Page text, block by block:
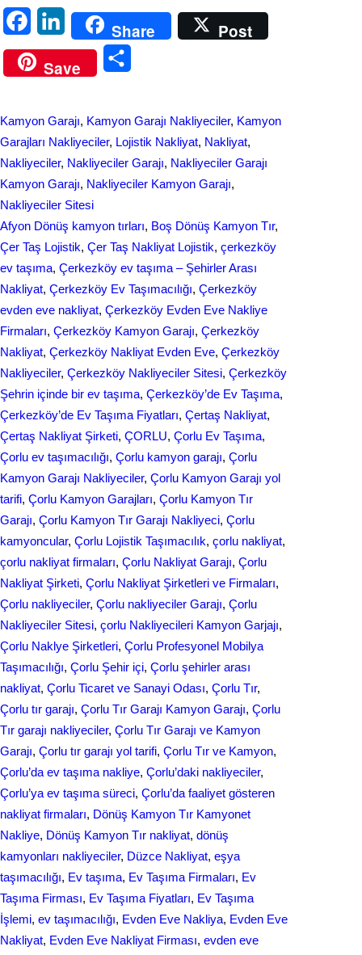
a
c
o
o
k
i
n
d
I
n
Share
Post
Save
r
e
Kamyon Garajı, Kamyon Garajı Nakliyeciler, Kamyon
Garajları Nakliyeciler, Lojistik Nakliyat, Nakliyat
Nakliyeciler, Nakliyeciler Garajı, Nakliyeciler Garajı
Kamyon Garajı, Nakliyeciler Kamyon Garajı
Nakliyeciler Sitesi
Afyon Dönüş kamyon tırları, Boş Dönüş Kamyon Tır
Çer Taş Lojistik, Çer Taş Nakliyat Lojistik, çerkezköy
ev taşıma, Çerkezköy ev taşıma – Şehirler Arası
Nakliyat, Çerkezköy Ev Taşımacılığı, Çerkezköy
evden eve nakliyat, Çerkezköy Evden Eve Nakliye
Firmaları, Çerkezköy Kamyon Garajı, Çerkezköy
Nakliyat, Çerkezköy Nakliyat Evden Eve, Çerkezköy
Nakliyeciler, Çerkezköy Nakliyeciler Sitesi, Çerkezköy
Şehrin içinde bir ev taşıma, Çerkezköy’de Ev Taşıma
Çerkezköy’de Ev Taşıma Fiyatları, Çertaş Nakliyat
Çertaş Nakliyat Şirketi, ÇORLU, Çorlu Ev Taşıma
Çorlu ev taşımacılığı, Çorlu kamyon garajı, Çorlu
Kamyon Garajı Nakliyeciler, Çorlu Kamyon Garajı yol
tarifi, Çorlu Kamyon Garajları, Çorlu Kamyon Tır
Garajı, Çorlu Kamyon Tır Garajı Nakliyeci, Çorlu
kamyoncular, Çorlu Lojistik Taşımacılık, çorlu nakliyat
çorlu nakliyat firmaları, Çorlu Nakliyat Garajı, Çorlu
Nakliyat Şirketi, Çorlu Nakliyat Şirketleri ve Firmaları
Çorlu nakliyeciler, Çorlu nakliyeciler Garajı, Çorlu
Nakliyeciler Sitesi, çorlu Nakliyecileri Kamyon Garjajı
Çorlu Naklye Şirketleri, Çorlu Profesyonel Mobilya
Taşımacılığı, Çorlu Şehir içi, Çorlu şehirler arası
nakliyat, Çorlu Ticaret ve Sanayi Odası, Çorlu Tır
Çorlu tır garajı, Çorlu Tır Garajı Kamyon Garajı, Çorlu
Tır garajı nakliyeciler, Çorlu Tır Garajı ve Kamyon
Garajı, Çorlu tır garajı yol tarifi, Çorlu Tır ve Kamyon
Çorlu’da ev taşıma nakliye, Çorlu’daki nakliyeciler
Çorlu’ya ev taşıma süreci, Çorlu’da faaliyet gösteren
nakliyat firmaları, Dönüş Kamyon Tır Kamyonet
Nakliye, Dönüş Kamyon Tır nakliyat, dönüş
kamyonları nakliyeciler, Düzce Nakliyat, eşya
taşımacılığı, Ev taşıma, Ev Taşıma Firmaları, Ev
Taşıma Firması, Ev Taşıma Fiyatları, Ev Taşıma
İşlemi, ev taşımacılığı, Evden Eve Nakliya, Evden Eve
Nakliyat, Evden Eve Nakliyat Firması, evden eve